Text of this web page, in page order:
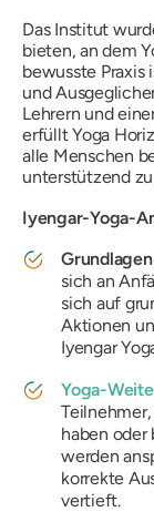
Das Institut
bieten, an dem
bewusste Praxis
und
Lehrern und
erfüllt Yoga
alle Menschen
unterstützend
Iyengar-Yoga-
sich an
sich auf
Aktionen
Iyengar
Yoga-
haben oder
werden
korrekte
vertieft.